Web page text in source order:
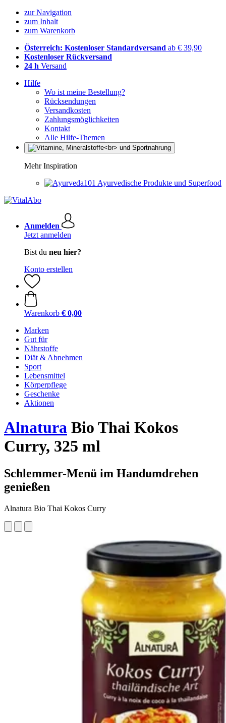
zur Navigation
zum Inhalt
zum Warenkorb
Österreich: Kostenloser Standardversand ab € 39,90
Kostenloser Rückversand
24 h Versand
Hilfe
Wo ist meine Bestellung?
Rücksendungen
Versandkosten
Zahlungsmöglichkeiten
Kontakt
Alle Hilfe-Themen
Mehr Inspiration
Ayurvedische Produkte und Superfood
Anmelden
Jetzt anmelden
Bist du neu hier?
Konto erstellen
Warenkorb € 0,00
Marken
Gut für
Nährstoffe
Diät & Abnehmen
Sport
Lebensmittel
Körperpflege
Geschenke
Aktionen
Alnatura Bio Thai Kokos
Curry, 325 ml
Schlemmer-Menü im Handumdrehen
genießen
Alnatura Bio Thai Kokos Curry